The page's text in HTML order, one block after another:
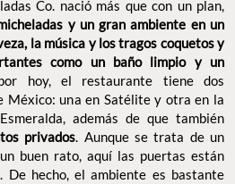
Co. nació más que con un plan,
y un gran ambiente en un
la música y los tragos coquetos y
como un baño limpio y un
hoy, el restaurante tiene dos
México: una en Satélite y otra en la
además de que también
privados. Aunque se trata de un
buen rato, aquí las puertas están
De hecho, el ambiente es bastante